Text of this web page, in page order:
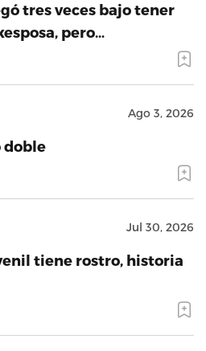
tres veces bajo tener
pero…
Ago 3, 2026
doble
Jul 30, 2026
tiene rostro, historia